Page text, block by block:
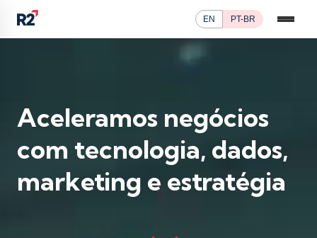
EN PT-BR
Aceleramos negócios
com tecnologia, dados,
marketing e estratégia